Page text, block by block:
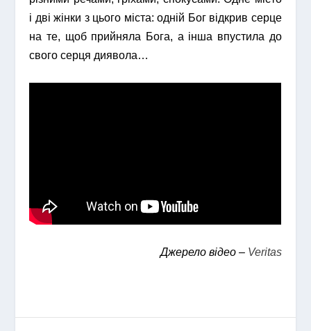
і дві жінки з цього міста: одній Бог відкрив серце
на те, щоб прийняла Бога, а інша впустила до
свого серця диявола…
Джерело відео – Veritas